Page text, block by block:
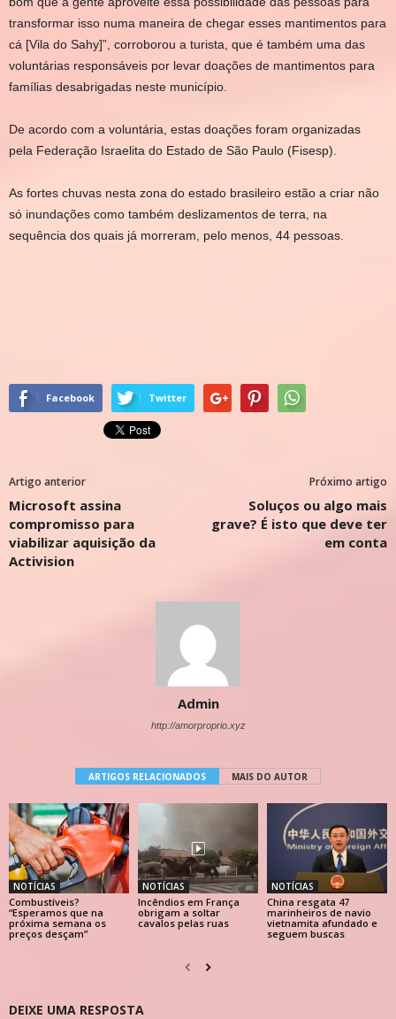
transformar isso numa maneira de chegar esses mantimentos para
cá [Vila do Sahy]”, corroborou a turista, que é também uma das
voluntárias responsáveis por levar doações de mantimentos para
famílias desabrigadas neste município.
De acordo com a voluntária, estas doações foram organizadas
pela Federação Israelita do Estado de São Paulo (Fisesp).
As fortes chuvas nesta zona do estado brasileiro estão a criar não
só inundações como também deslizamentos de terra, na
sequência dos quais já morreram, pelo menos, 44 pessoas.
Facebook Twitter
Artigo anterior
Microsoft assina
compromisso para
viabilizar aquisição da
Activision
Próximo artigo
Soluços ou algo mais
grave? É isto que deve ter
em conta
Admin
http://amorproprio.xyz
ARTIGOS RELACIONADOS MAIS DO AUTOR
NOTÍCIAS
Combustíveis?
“Esperamos que na
próxima semana os
preços desçam”
NOTÍCIAS
Incêndios em França
obrigam a soltar
cavalos pelas ruas
NOTÍCIAS
China resgata 47
marinheiros de navio
vietnamita afundado e
seguem buscas
DEIXE UMA RESPOSTA